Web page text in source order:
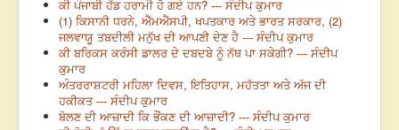
ਕੀ ਪੰਜਾਬੀ ਹੱਡ ਹਰਾਮੀ ਹੋ ਗਏ ਹਨ? --- ਸੰਦੀਪ ਕੁਮਾਰ
(1) ਕਿਸਾਨੀ ਧਰਨੇ, ਐੱਮਐੱਸਪੀ, ਖਪਤਕਾਰ ਅਤੇ ਭਾਰਤ ਸਰਕਾਰ, (2)
ਜਲਵਾਯੂ ਤਬਦੀਲੀ ਮਨੁੱਖ ਦੀ ਆਪਣੀ ਦੇਣ ਹੈ --- ਸੰਦੀਪ ਕੁਮਾਰ
ਕੀ ਬਰਿਕਸ ਕਰੰਸੀ ਡਾਲਰ ਦੇ ਦਬਦਬੇ ਨੂੰ ਨੱਥ ਪਾ ਸਕੇਗੀ? --- ਸੰਦੀਪ
ਕੁਮਾਰ
ਅੰਤਰਰਾਸ਼ਟਰੀ ਮਹਿਲਾ ਦਿਵਸ, ਇਤਿਹਾਸ, ਮਹੱਤਤਾ ਅਤੇ ਅੱਜ ਦੀ
ਹਕੀਕਤ --- ਸੰਦੀਪ ਕੁਮਾਰ
ਬੋਲਣ ਦੀ ਆਜ਼ਾਦੀ ਕਿ ਭੌਂਕਣ ਦੀ ਆਜ਼ਾਦੀ? --- ਸੰਦੀਪ ਕੁਮਾਰ